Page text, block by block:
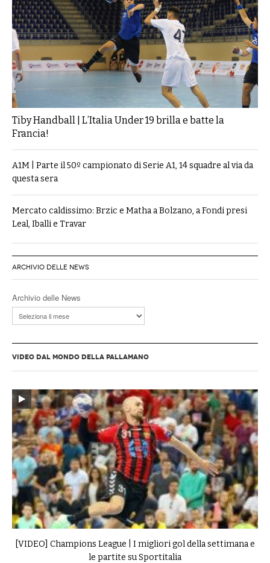
Tiby Handball | L’Italia Under 19 brilla e batte la
Francia!
A1M | Parte il 50º campionato di Serie A1, 14 squadre al via da
questa sera
Mercato caldissimo: Brzic e Matha a Bolzano, a Fondi presi
Leal, Iballi e Travar
ARCHIVIO DELLE NEWS
Archivio delle News
VIDEO DAL MONDO DELLA PALLAMANO
[VIDEO] Champions League | I migliori gol della settimana e
le partite su Sportitalia